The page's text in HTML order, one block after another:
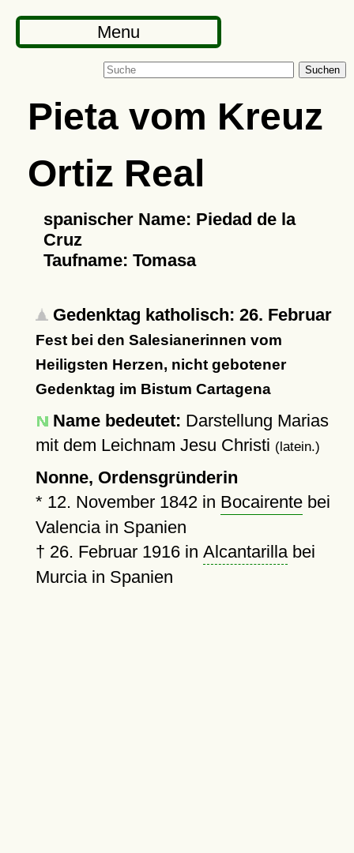
Menu
Suchen
Pieta vom Kreuz
Ortiz Real
spanischer Name: Piedad de la
Cruz
Taufname: Tomasa
Gedenktag katholisch: 26. Februar
Fest bei den Salesianerinnen vom
Heiligsten Herzen, nicht gebotener
Gedenktag im Bistum Cartagena
Name bedeutet: Darstellung Marias
mit dem Leichnam Jesu Christi (latein.)
Nonne, Ordensgründerin
* 12. November 1842in Bocairentebei
Valencia in Spanien
† 26. Februar 1916in Alcantarillabei
Murcia in Spanien